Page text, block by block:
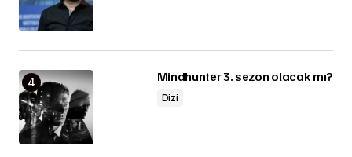
Mindhunter 3. sezon olacak mı?
Dizi